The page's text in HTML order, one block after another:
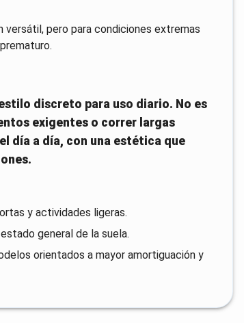
pero para condiciones extremas
discreto para uso diario. No es
exigentes o correr largas
día a día, con una estética que
y actividades ligeras.
general de la suela.
orientados a mayor amortiguación y